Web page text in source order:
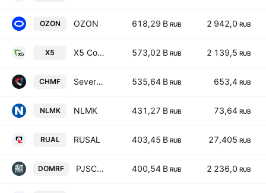
OZON OZON 618,29 B RUB 2 942,0 RUB
X5 X5 Corporate Center 573,02 B RUB 2 139,5 RUB
CHMF Severstal 535,64 B RUB 653,4 RUB
NLMK NLMK 431,27 B RUB 73,64 RUB
RUAL RUSAL 403,45 B RUB 27,405 RUB
DOMRF PJSC DOM.RF 400,54 B RUB 2 236,0 RUB